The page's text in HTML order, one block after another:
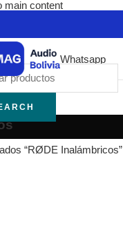
main content
Whatsapp
“RØDE Inalámbricos”